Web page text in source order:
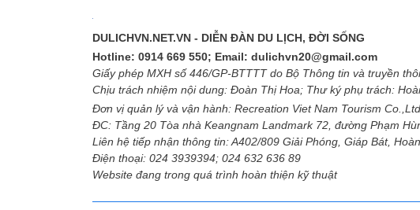
DULICHVN.NET.VN - DIỄN ĐÀN DU LỊCH, ĐỜI SỐNG
Hotline: 0914 669 550; Email: dulichvn20@gmail.com
Giấy phép MXH số 446/GP-BTTTT do Bộ Thông tin và truyền
Chịu trách nhiệm nội dung: Đoàn Thị Hoa; Thư ký phụ trách:
Đơn vị quản lý và vận hành: Recreation Viet Nam Tourism Co.,Ltd
ĐC: Tầng 20 Tòa nhà Keangnam Landmark 72, đường Phạm
Liên hệ tiếp nhận thông tin: A402/809 Giải Phóng, Giáp Bát,
Điện thoại: 024 3939394; 024 632 636 89
Website đang trong quá trình hoàn thiện kỹ thuật